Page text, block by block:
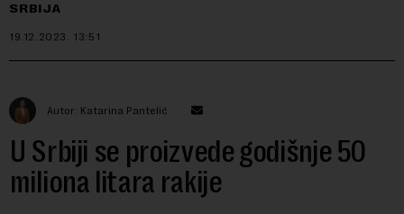
SRBIJA
19.12.2023. 13:51
Autor: Katarina Pantelić
U Srbiji se proizvede godišnje 50
miliona litara rakije